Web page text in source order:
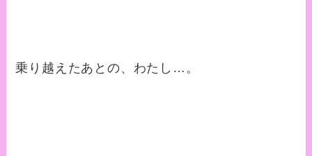
乗り越えたあとの、わたし…。